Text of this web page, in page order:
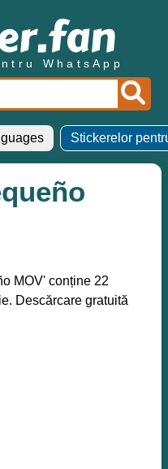
WhatsApp
Stickerelor
MOV' conține 22
Descărcare gratuită